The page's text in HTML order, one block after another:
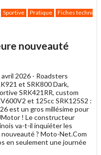
Sportive Pratique
Fiches
nouveauté
avril 2026 - Roadsters
et SRK800 Dark,
SRK421RR, custom
et 125cc SRK125S2 :
est un gros millésime pour
! Le constructeur
va-t-il inquiéter les
? Moto-Net.Com
en seulement une journée